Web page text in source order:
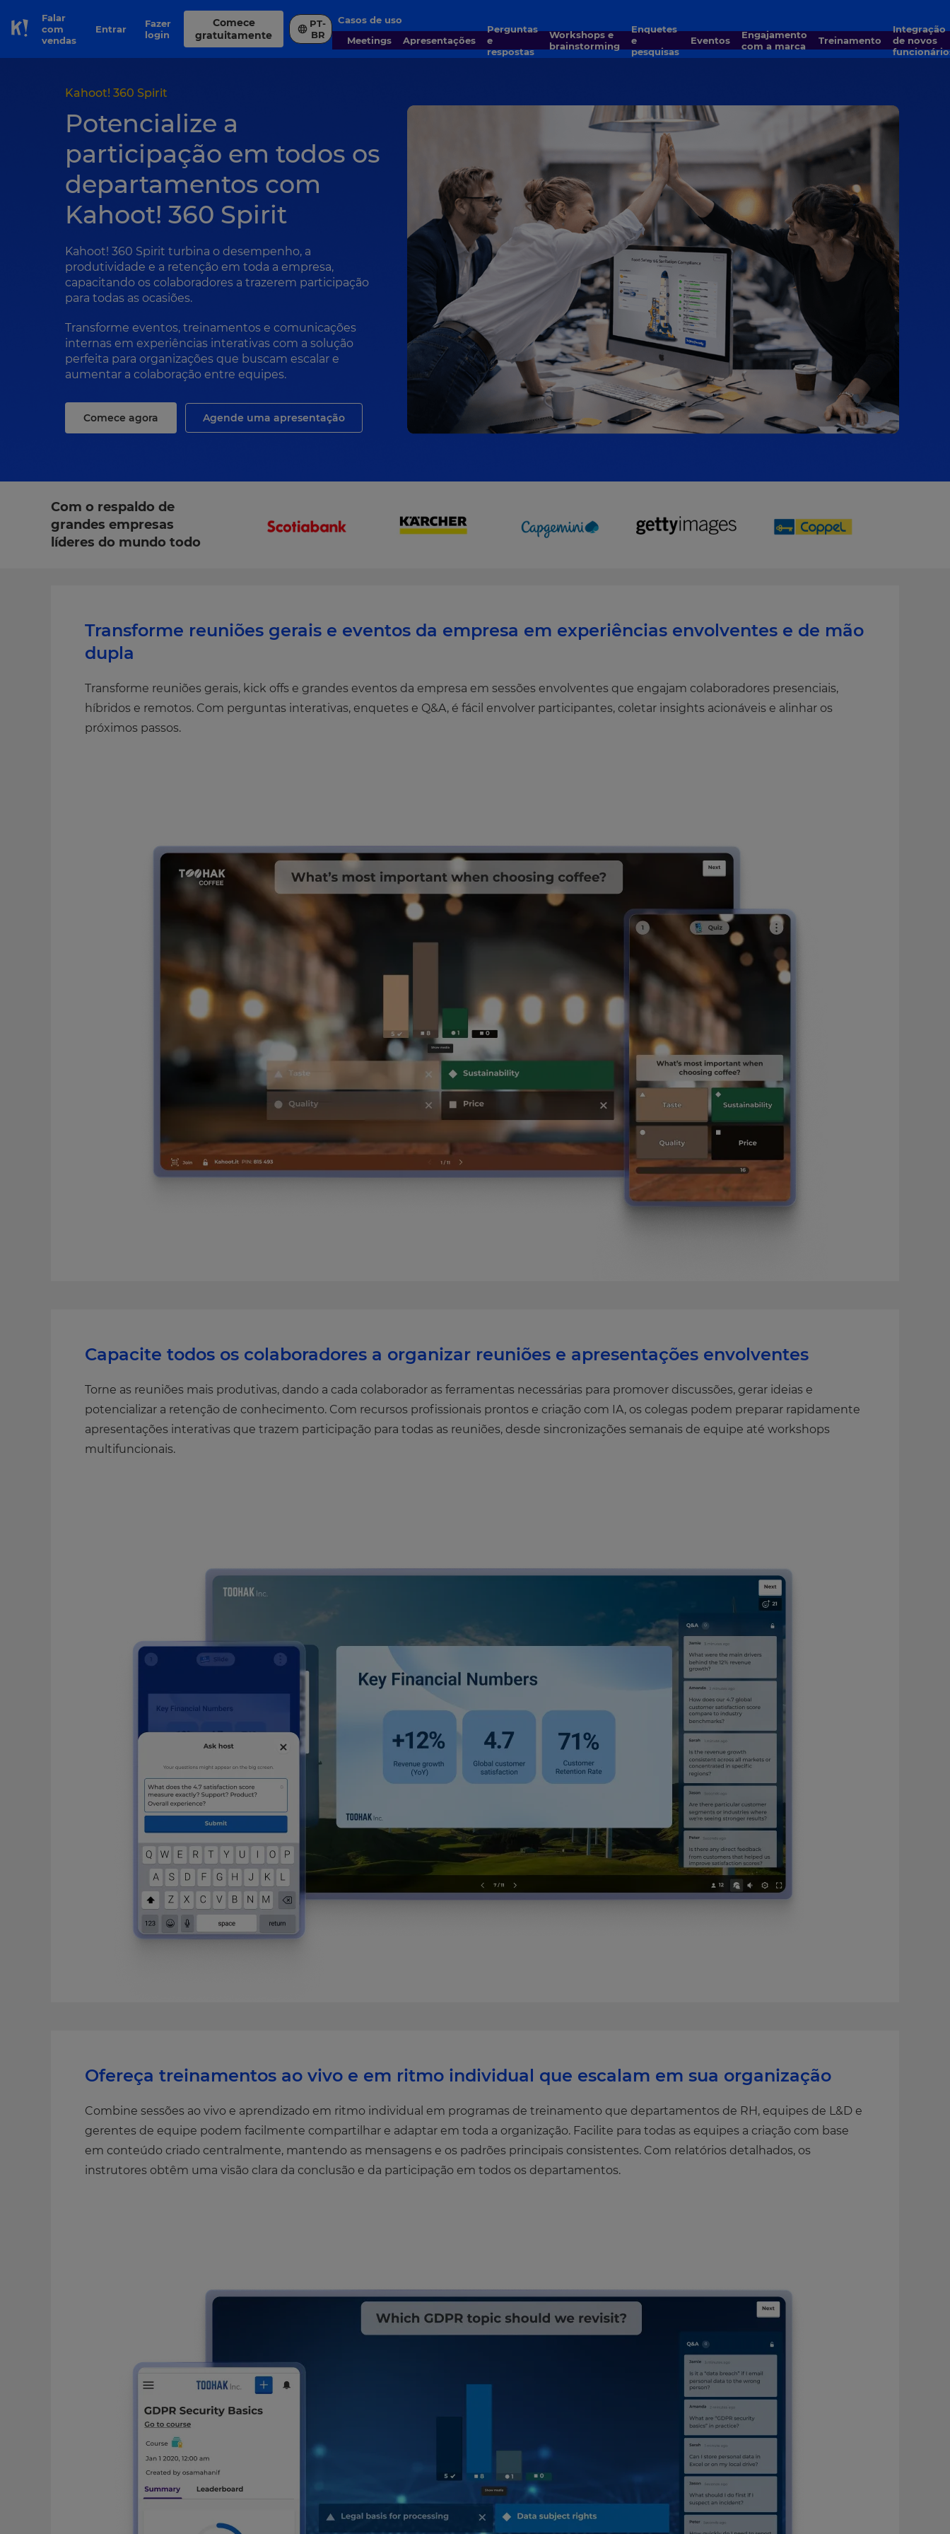
Skip to Page content
Falar
com
vendas
Entrar
Fazer
login
Comece
gratuitamente
PT-
BR
Casos de uso
Meetings
Apresentações
Perguntas
e
respostas
Workshops e
brainstorming
Enquetes
e
pesquisas
Eventos
Engajamento
com a marca
Treinamento
Integração
de novos
Kahoot! 360 Spirit
Potencialize a
participação em todos os
departamentos com
Kahoot! 360 Spirit
Kahoot! 360 Spirit turbina o desempenho, a
produtividade e a retenção em toda a empresa,
capacitando os colaboradores a trazerem participação
para todas as ocasiões.
Transforme eventos, treinamentos e comunicações
internas em experiências interativas com a solução
perfeita para organizações que buscam escalar e
aumentar a colaboração entre equipes.
Comece agora Agende uma apresentação
Com o respaldo de
grandes empresas
líderes do mundo todo
Transforme reuniões gerais e eventos da empresa em experiências envolventes e de mão
dupla
Transforme reuniões gerais, kick offs e grandes eventos da empresa em sessões envolventes que engajam colaboradores presenciais,
híbridos e remotos. Com perguntas interativas, enquetes e Q&A, é fácil envolver participantes, coletar insights acionáveis e alinhar os
próximos passos.
Capacite todos os colaboradores a organizar reuniões e apresentações envolventes
Torne as reuniões mais produtivas, dando a cada colaborador as ferramentas necessárias para promover discussões, gerar ideias e
potencializar a retenção de conhecimento. Com recursos profissionais prontos e criação com IA, os colegas podem preparar rapidamente
apresentações interativas que trazem participação para todas as reuniões, desde sincronizações semanais de equipe até workshops
multifuncionais.
Ofereça treinamentos ao vivo e em ritmo individual que escalam em sua organização
Combine sessões ao vivo e aprendizado em ritmo individual em programas de treinamento que departamentos de RH, equipes de L&D e
gerentes de equipe podem facilmente compartilhar e adaptar em toda a organização. Facilite para todas as equipes a criação com base
em conteúdo criado centralmente, mantendo as mensagens e os padrões principais consistentes. Com relatórios detalhados, os
instrutores obtêm uma visão clara da conclusão e da participação em todos os departamentos.